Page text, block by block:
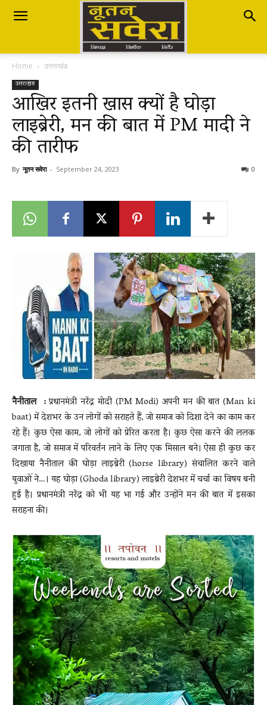
Nutan
Savera
नूतन
सवेरा
Home उत्तराखंड
उत्तराखंड
आखिर इतनी खास क्यों है घोड़ा
लाइब्रेरी, मन की बात में PM मादी ने
की तारीफ
By नूतन सवेरा - September 24, 2023 0
नैनीताल :प्रधानमंत्री नरेंद्र मोदी (PM Modi) अपनी मन की बात (Man ki
baat) में देशभर के उन लोगों को सराहते हैं, जो समाज को दिशा देने का काम कर
रहे हैं। कुछ ऐसा काम, जो लोगों को प्रेरित करता है। कुछ ऐसा करने की ललक
जगाता है, जो समाज में परिवर्तन लाने के लिए एक मिसाल बने। ऐसा ही कुछ कर
दिखाया नैनीताल की घोड़ा लाइब्रेरी (horse library) संचालित करने वाले
युवाओं ने…। यह घोड़ा (Ghoda library) लाइब्रेरी देशभर में चर्चा का विषय बनी
हुई है। प्रधानमंत्री नरेंद्र को भी यह भा गई और उन्होंने मन की बात में इसका
सराहना की।